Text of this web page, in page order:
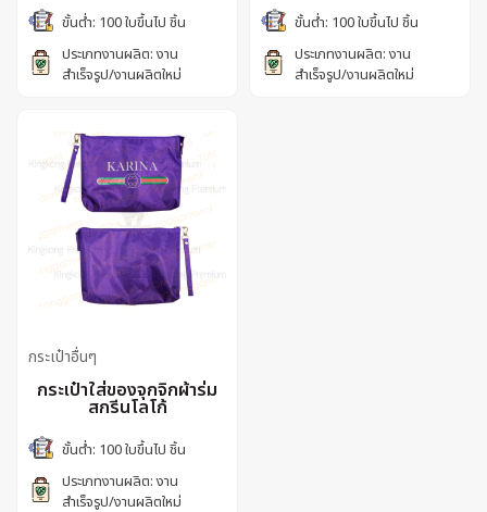
ขั้นต่ำ: 100 ใบขึ้นไป ชิ้น
ประเภทงานผลิต: งาน
สำเร็จรูป/งานผลิตใหม่
ขั้นต่ำ: 100 ใบขึ้นไป ชิ้น
ประเภทงานผลิต: งาน
สำเร็จรูป/งานผลิตใหม่
กระเป๋าอื่นๆ
กระเป๋าใส่ของจุกจิกผ้าร่ม
สกรีนโลโก้
ขั้นต่ำ: 100 ใบขึ้นไป ชิ้น
ประเภทงานผลิต: งาน
สำเร็จรูป/งานผลิตใหม่